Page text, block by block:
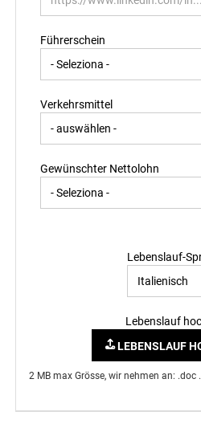
Führerschein
Verkehrsmittel
Gewünschter Nettolohn
Lebenslauf-
Lebenslauf
LEBENSLAUF
2 MB max Grösse, wir nehmen an: